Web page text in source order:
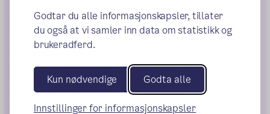
Godtar du alle informasjonskapsler, tillater
du også at vi samler inn data om statistikk og
brukeradferd.
Kun nødvendige Godta alle
Innstillinger for informasjonskapsler
Ferie og fridager
Skoleåret består av 190 dager. Det vil si at elever og
foresatte har 175 dager til ferier og andre ikke
læringsrettede aktiviteter. Til venstre kan du lese
regler for permisjon utenom skoleferier og fridager, og
laste ned søknadskjema for permisjon.